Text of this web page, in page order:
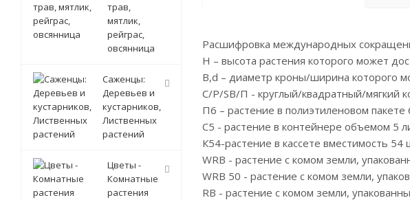
Расшифровка международных
Н – высота растения которого может
B,d – диаметр кроны/ширина которого
С/P/SB/П - круглый/квадратный/мягкий
П6 – растение в полиэтиленовом пакете
С5 - растение в контейнере объемом 5
К54-растение в кассете вместимость 54
WRB - растение с комом земли,
WRB 50 - растение с комом земли,
RB - растение с комом земли,
трав,
мятлик,
рейграс,
овсянница
Саженцы:
Деревьев и
кустарников,
Лиственных
растений
Цветы -
Комнатные
растения